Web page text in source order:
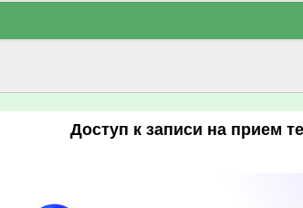
Доступ к записи на прием